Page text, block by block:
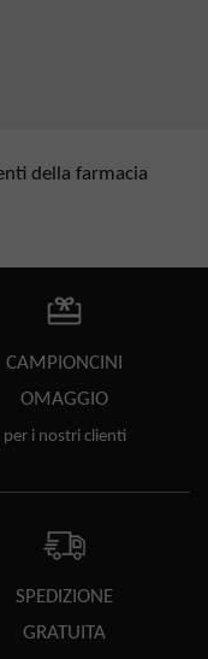
della farmacia
CAMPIONCINI
OMAGGIO
per i nostri clienti
SPEDIZIONE
GRATUITA